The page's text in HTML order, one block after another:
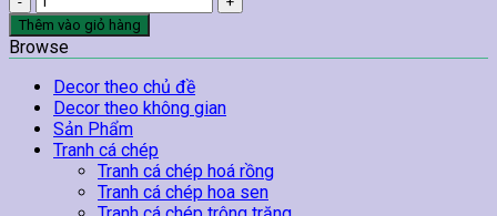
Cỏ
Hoa
Và
Mặt
Hồ
số
lượng
Thêm vào giỏ hàng
Browse
Decor theo chủ đề
Decor theo không gian
Sản Phẩm
Tranh cá chép
Tranh cá chép hoá rồng
Tranh cá chép hoa sen